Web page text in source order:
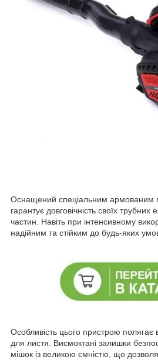
Оснащений спеціальним армованим
гарантує довговічність своїх трубних
частин. Навіть при інтенсивному
надійним та стійким до будь-яких
Особливість цього пристрою полягає
для листя. Висмоктані залишки
мішок із великою ємністю, що